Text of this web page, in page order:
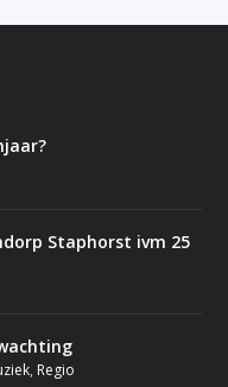
Staphorst ivm 25
, Regio